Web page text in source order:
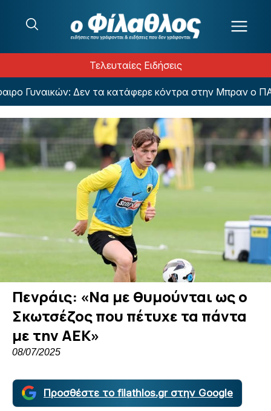
Τελευταίες Ειδήσεις
Δεν τα κατάφερε κόντρα στην Μπραν ο ΠΑΟΚ
Πενράις: «Να με θυμούνται ως ο
Σκωτσέζος που πέτυχε τα πάντα
με την ΑΕΚ»
08/07/2025
Προσθέστε το filathlos.gr στην Google